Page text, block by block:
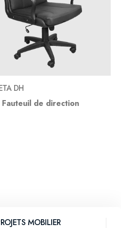
DH
Fauteuil de direction
MOBILIER